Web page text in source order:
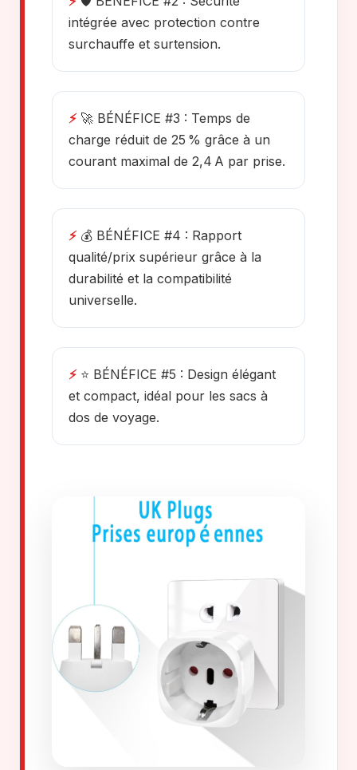
intégrée avec protection contre
surchauffe et surtension.
⚡🚀 BÉNÉFICE #3 : Temps de
charge réduit de 25 % grâce à un
courant maximal de 2,4 A par prise.
⚡💰 BÉNÉFICE #4 : Rapport
qualité/prix supérieur grâce à la
durabilité et la compatibilité
universelle.
⚡⭐ BÉNÉFICE #5 : Design élégant
et compact, idéal pour les sacs à
dos de voyage.